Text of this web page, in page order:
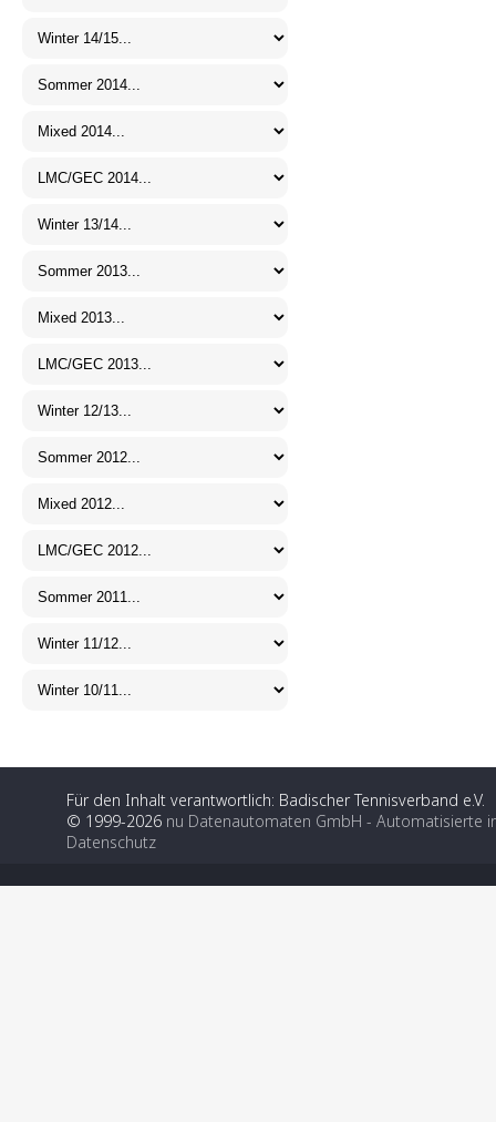
Für den Inhalt verantwortlich: Badischer Tennisverband e.V.
© 1999-2026 nu Datenautomaten GmbH - Automatisierte
Datenschutz